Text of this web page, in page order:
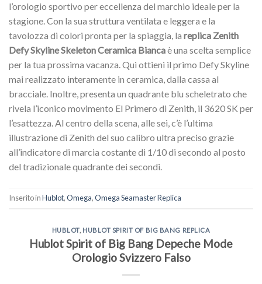
l’orologio sportivo per eccellenza del marchio ideale per la
stagione. Con la sua struttura ventilata e leggera e la
tavolozza di colori pronta per la spiaggia, la replica Zenith
Defy Skyline Skeleton Ceramica Biancaè una scelta semplice
per la tua prossima vacanza. Qui ottieni il primo Defy Skyline
mai realizzato interamente in ceramica, dalla cassa al
bracciale. Inoltre, presenta un quadrante blu scheletrato che
rivela l’iconico movimento El Primero di Zenith, il 3620 SK per
l’esattezza. Al centro della scena, alle sei, c’è l’ultima
illustrazione di Zenith del suo calibro ultra preciso grazie
all’indicatore di marcia costante di 1/10 di secondo al posto
del tradizionale quadrante dei secondi.
Inserito inHublot,Omega,Omega Seamaster Replica
HUBLOT, HUBLOT SPIRIT OF BIG BANG REPLICA
Hublot Spirit of Big Bang Depeche Mode
Orologio Svizzero Falso